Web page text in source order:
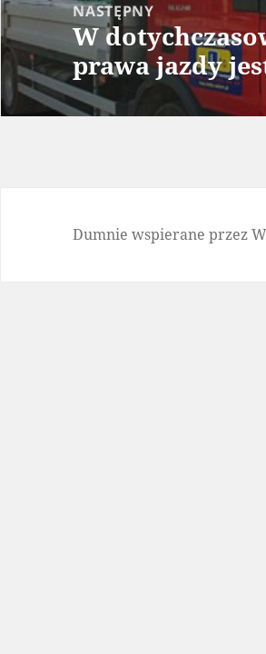
NASTĘPNY
Następny
wpis:
W
prawa jazdy
Dumnie wspierane przez